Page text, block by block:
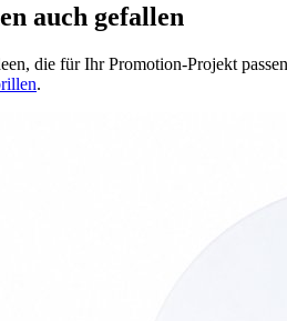
auch gefallen
die für Ihr Promotion-Projekt
.